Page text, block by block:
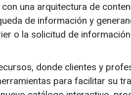
una arquitectura de
de información y
o la solicitud de
donde clientes y
para facilitar su